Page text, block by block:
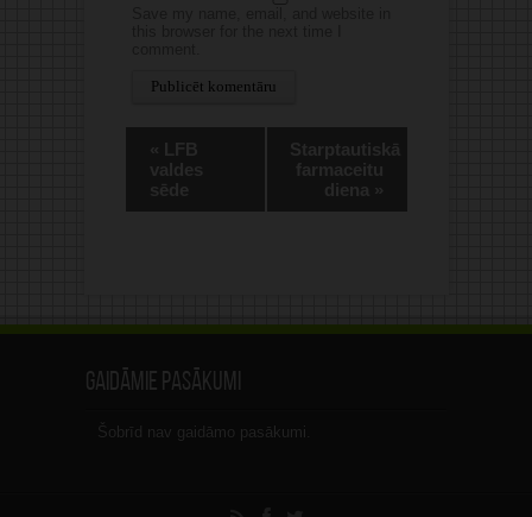
Gaidāmie pasākumi
Šobrīd nav gaidāmo pasākumi.